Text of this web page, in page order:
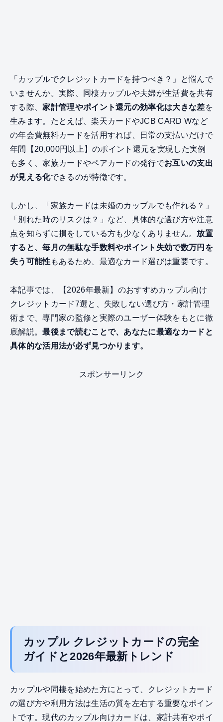
「カップルでクレジットカードを持つべき？」と悩んで
いませんか。実際、同棲カップルや夫婦が生活費を共有
する際、家計管理やポイント還元の効率化は大きな差を
生みます。たとえば、楽天カードやJCB CARD Wなど
の年会費無料カードを活用すれば、日常の支払いだけで
年間【20,000円以上】のポイント還元を実現した実例
も多く、家族カードやペアカードの発行でお互いの支出
が見える化できるのが特徴です。
しかし、「家族カードは未婚のカップルでも作れる？」
「別れた時のリスクは？」など、具体的な選び方や注意
点を知らずに損をしている方も少なくありません。 放置
すると、毎月の無駄な手数料やポイント失効で数万円を
失う可能性 もあるため、最適なカード選びは重要です。
本記事では、【2026年最新】のおすすめカップル向け
クレジットカード7選と、失敗しない選び方・家計管理
術まで、専門家の監修と実際のユーザー体験をもとに徹
底解説。最後まで読むことで、あなたに最適なカードと
具体的な活用法が必ず見つかります。
スポンサーリンク
カップル クレジットカードの完全
ガイドと2026年最新トレンド
カップルや同棲を始めた方にとって、クレジットカード
の選び方や利用方法は生活の質を左右する重要なポイン
トです。現代のカップル向けカードは、家計共有やポイ